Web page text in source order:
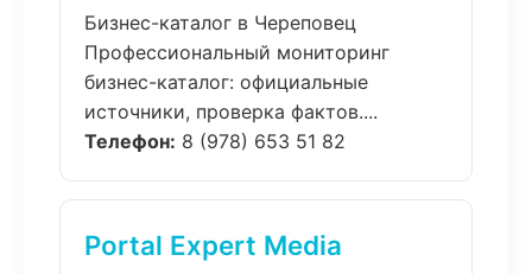
Бизнес-каталог в Череповец
Профессиональный мониторинг
бизнес-каталог: официальные
источники, проверка фактов....
Телефон: 8 (978) 653 51 82
Portal Expert Media